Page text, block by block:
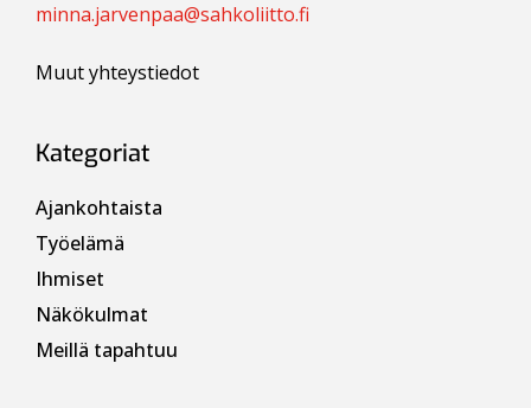
minna.jarvenpaa@sahkoliitto.fi
Muut yhteystiedot
Kategoriat
Ajankohtaista
Työelämä
Ihmiset
Näkökulmat
Meillä tapahtuu